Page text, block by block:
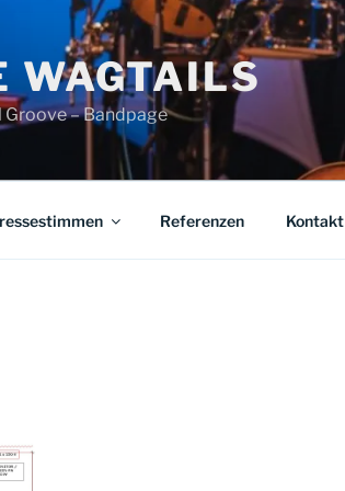
WAGTAILS
Groove – Bandpage
Referenzen Kontakt